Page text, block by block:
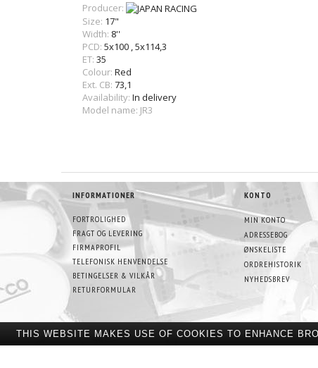
Producer:
Size: 17"
Width: 8''
PCD: 5x100 ,5x114,3
ET: 35
Colour: Red
Ext. CB: 73,1
Availability: In delivery
Model name: JR3
INFORMATIONER
FORTROLIGHED
FRAGT OG LEVERING
FIRMAPROFIL
TELEFONISK HENVENDELSE
BETINGELSER & VILKÅR
RETURFORMULAR
KONTO
MIN KONTO
ADRESSEBOG
ØNSKELISTE
ORDREHISTORIK
NYHEDSBREV
THIS WEBSITE MAKES USE OF COOKIES TO ENHANCE